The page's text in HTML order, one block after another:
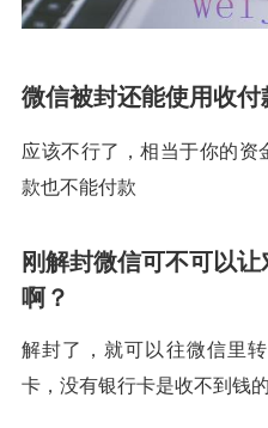
微信被封还能使用收付
应该不行了，相当于你的资
款也不能付款
刚解封微信可不可以
啊？
解封了，就可以往微信里
卡，没有银行卡是收不到钱的